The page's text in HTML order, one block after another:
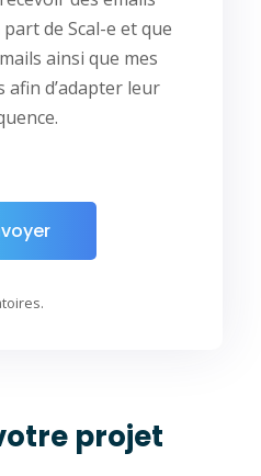
de Scal-e et que
ainsi que mes
afin d’adapter leur
projet